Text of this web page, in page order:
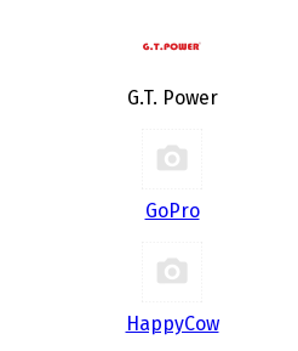
G.T. Power
GoPro
HappyCow